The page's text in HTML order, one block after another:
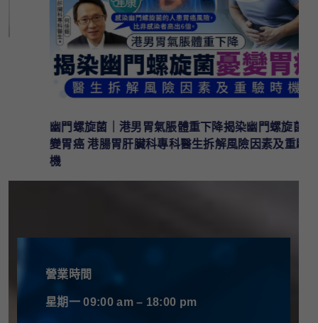
幽門螺旋菌｜港男胃氣脹體重下降揭染幽門螺旋菌憂
變胃癌 港腸胃肝臟科專科醫生拆解風險因素及重驗時
營業時間
星期一 09:00 am – 18:00 pm